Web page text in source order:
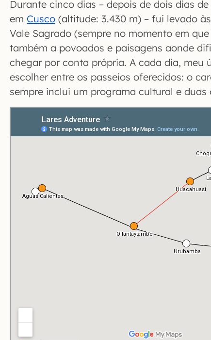
Durante cinco dias – depois de dois dias
em Cusco (altitude: 3.430 m) – fui levado
Vale Sagrado (sempre no momento em
também a povoados e paisagens aonde
chegar por conta própria. A cada dia, meu
escolher entre os passeios oferecidos: o
sempre inclui um programa cultural e duas